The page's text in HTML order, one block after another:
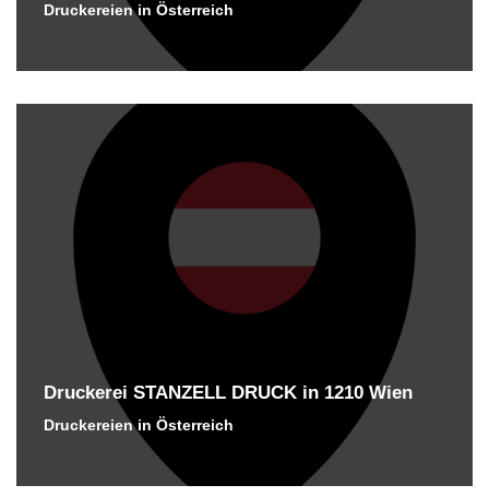
Druckereien in Österreich
Druckerei STANZELL DRUCK in 1210 Wien
Druckereien in Österreich